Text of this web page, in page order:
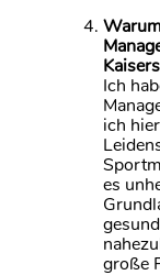
Ich
ich
es
große